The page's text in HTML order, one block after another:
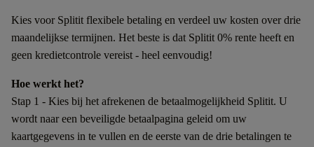
Kies voor Splitit flexibele betaling en verdeel uw kosten over drie
maandelijkse termijnen. Het beste is dat Splitit 0% rente heeft en
geen kredietcontrole vereist - heel eenvoudig!
Hoe werkt het?
Stap 1 - Kies bij het afrekenen de betaalmogelijkheid Splitit. U
wordt naar een beveiligde betaalpagina geleid om uw
kaartgegevens in te vullen en de eerste van de drie betalingen te